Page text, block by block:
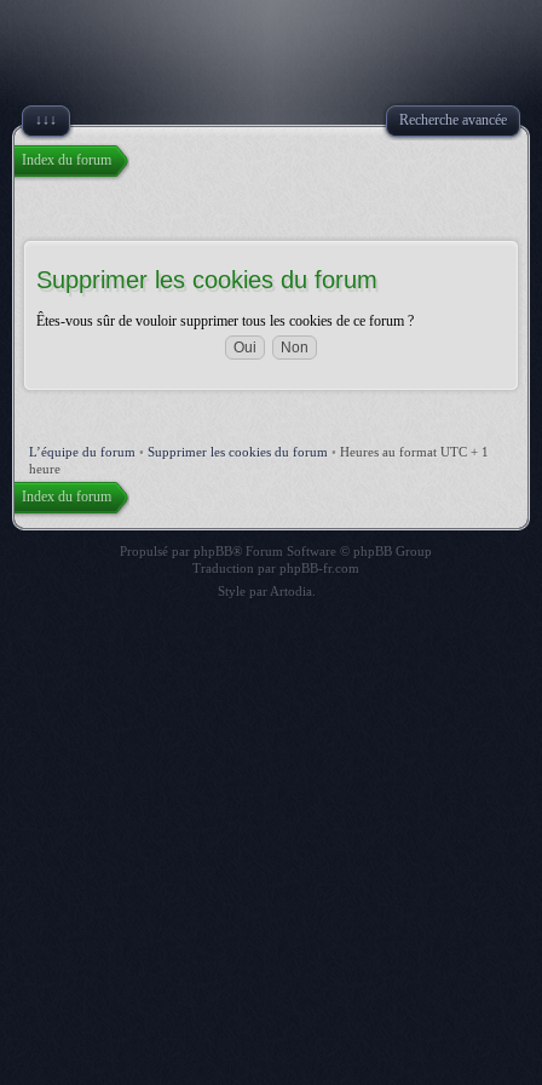
↓↓↓ Recherche avancée
Index du forum
Supprimer les cookies du forum
Êtes-vous sûr de vouloir supprimer tous les cookies de ce forum ?
L’équipe du forum • Supprimer les cookies du forum • Heures au format UTC + 1
heure
Index du forum
Propulsé par phpBB® Forum Software © phpBB Group
Traduction par phpBB-fr.com
Style par Artodia